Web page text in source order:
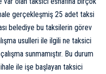
gerçekleşmiş 25 adet taksi
belediye bu taksilerin görev
usulleri ile ilgili ne taksici
sunmamıştır. Bu durum
ile işe başlayan taksici